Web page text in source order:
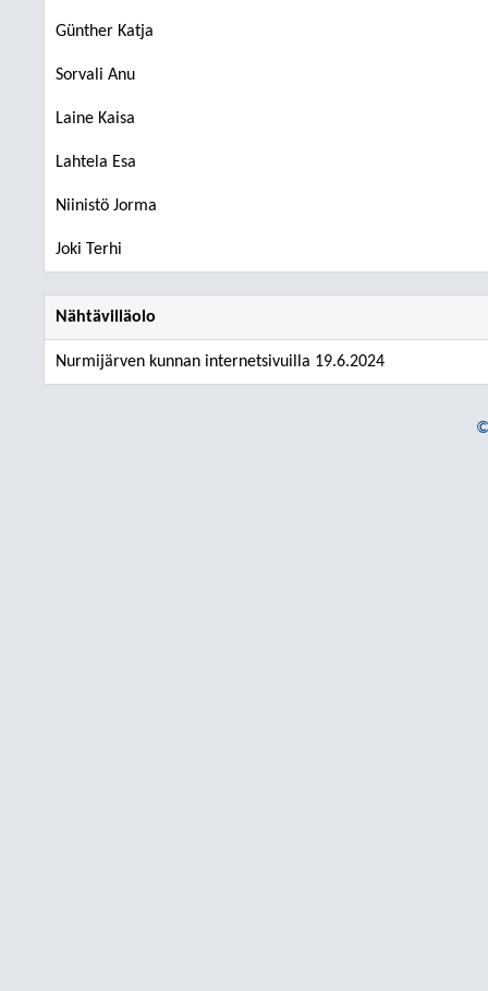
Günther Katja
Sorvali Anu
Laine Kaisa
Lahtela Esa
Niinistö Jorma
Joki Terhi
Nähtävilläolo
Nurmijärven kunnan internetsivuilla 19.6.2024